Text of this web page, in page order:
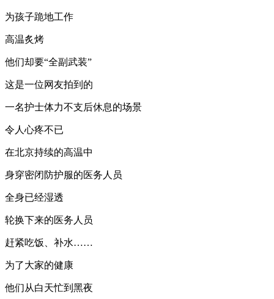
为孩子跪地工作
高温炙烤
他们却要“全副武装”
这是一位网友拍到的
一名护士体力不支后休息的场景
令人心疼不已
在北京持续的高温中
身穿密闭防护服的医务人员
全身已经湿透
轮换下来的医务人员
赶紧吃饭、补水……
为了大家的健康
他们从白天忙到黑夜